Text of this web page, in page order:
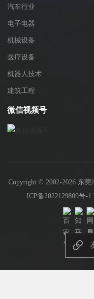
汽车行业
电子电器
机械设备
医疗设备
机器人技术
建筑工程
微信视频号
Copyright © 2002-2026 东
ICP备2022129809号-1